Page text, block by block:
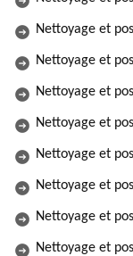
Nettoyage et
Nettoyage et
Nettoyage et
Nettoyage et
Nettoyage et
Nettoyage et
Nettoyage et
Nettoyage et